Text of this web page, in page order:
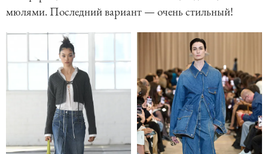
мюлями. Последний вариант — очень стильный!